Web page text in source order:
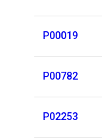
P00019
P00782
P02253